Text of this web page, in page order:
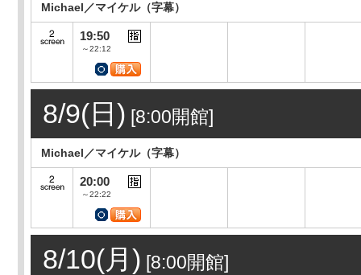
Michael／マイケル（字幕）
19:50
～22:12
8/9(日) [8:00開館]
Michael／マイケル（字幕）
20:00
～22:22
8/10(月) [8:00開館]